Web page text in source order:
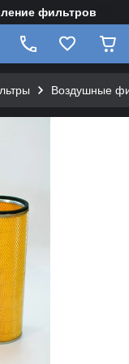
фильтров
Воздушные